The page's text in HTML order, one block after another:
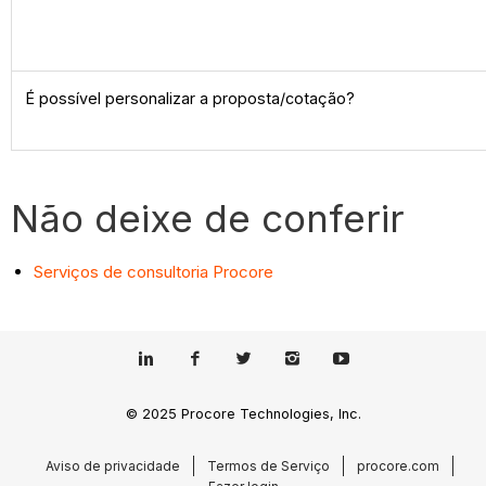
É possível personalizar a proposta/cotação?
Não deixe de conferir
Serviços de consultoria Procore
© 2025 Procore Technologies, Inc.
Aviso de privacidade Termos de Serviço
procore.com